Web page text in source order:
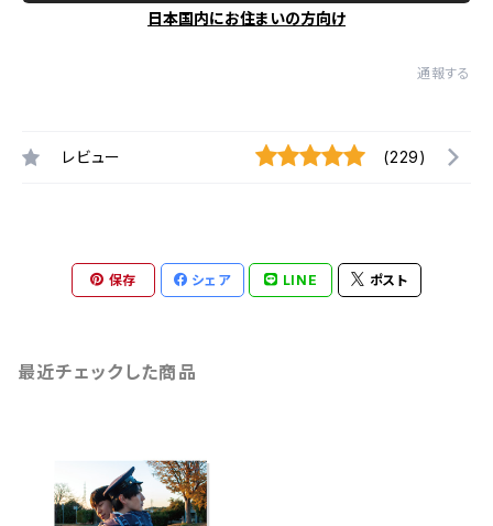
日本国内にお住まいの方向け
通報する
レビュー (229)
保存 シェア LINE ポスト
最近チェックした商品